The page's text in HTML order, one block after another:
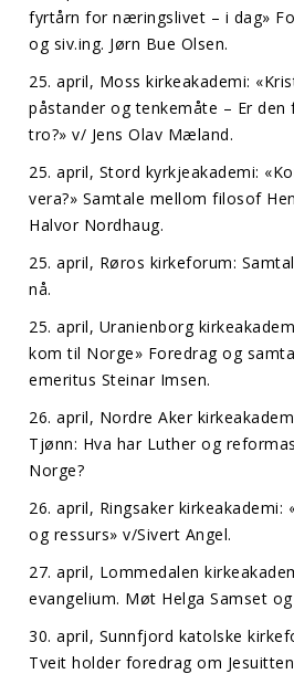
fyrtårn for næringslivet – i dag»
og siv.ing. Jørn Bue Olsen.
25. april, Moss kirkeakademi:
påstander og tenkemåte – Er den
tro?» v/ Jens Olav Mæland.
25. april, Stord kyrkjeakademi:
vera?» Samtale mellom filosof
Halvor Nordhaug.
25. april, Røros kirkeforum:
nå.
25. april, Uranienborg
kom til Norge» Foredrag og
emeritus Steinar Imsen.
26. april, Nordre Aker
Tjønn: Hva har Luther og
Norge?
26. april, Ringsaker
og ressurs» v/Sivert Angel.
27. april, Lommedalen
evangelium. Møt Helga Samset
30. april, Sunnfjord katolske
Tveit holder foredrag om